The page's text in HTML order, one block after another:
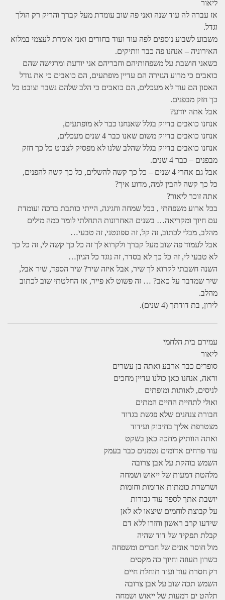
ליאור
אז עברה לה עוד שנה ואני פה שוב עומדת מעל קברך והריק רק הולך
וגדל.
משבוע לשבוע נוספים לפה עוד ועוד בחורים ואני אומרת לעצמי במלוא
האירוניה – אנחנו פה כבר וותיקים.
כשאני חושבת על משפחותיהם וחבריהם אני יודעת ומרגישה שהם
כואבים כי מרוע הגזירה הם עדיין מופתעים, הם כואבים כי את גודל
האסון הם עוד לא מעכלים, הם כואבים כי הלב שלהם נשבר וצובט כל
כך חזק מבפנים.
אבל אתה יודע?
אנחנו כואבים בדיוק בגלל שאנחנו כבר לא מופתעים,
אנחנו כואבים בדיוק משום שאנו כבר 4 שנים מעכלים,
אנחנו כואבים בדיוק בגלל שהלב שלנו לא מפסיק לצבוט כל כך חזק
מבפנים – כבר 4 שנים.
אבל גם אחרי 4 שנים – כל כך קשה להשלים, כל כך קשה להפנים,
כל כך קשה להבין למה, מדוע איך?
אתה זוכר ליאור?
בכל ארוע משפחתי , בכל שמחה וחגיגה, הייתי כותבת ברכה ועומדת
עם חיוך ומקריאה… בשנים האחרונות התחלתי לומר כמה מילים
מהלב, מבלי לכתוב, זה קל, זה ספונטני, זה טבעי…
אבל לעמוד פה שוב מעל קברך ולקרוא לך זה כל כך קשה לי, זה כל כך
לא טבעי לי, זה כל כך לא בסדר, זה נוגד כל הגיון…
השנה חשבתי לקרוא לך שיר, אבל איזה שיר? שיר הספד, שיר אבל,
שיר שמדבר על כאב? … זה פשוט לא פייר, אז החלטתי שוב לכתוב
מהלב.
לירון, בת דודתך (4 שנים).
עמירם בית הלחמי
ליאור
סופרים כבר ארבע ואתה בן עשרים
וראה, אנחנו כאן כולנו עדיין מחכים
לניסים, לאותות ומופתים
ואולי לתחיית החיים המתים
חבורת צנחנים שלא פגשת בגדוד
מצטרפת אליך בחיבוק ועידוד
ואתה הוותיק מחכה כאן בשקט
עוד פרחים אדומים נטמנים כבר בעמק
השמש בוהקת על אבן צרובה
מלהטת דמעות של ייאוש ושמחה
ושרשרת כומתות אדומות וחומות
יושבת אתך לספר עוד גבורות
על קבוצת לוחמים שיצאו לא לאן
שידעו קרב ראשון וחזרו ללא דם
קבלת תפקיד של דוד שהיה
מול חוסר אונים של חברים ומשפחה
כשרון תעוזה וחיוך כה מקסים
רק חסרת עוד ועוד תוחלת חיים
השמש תכה שוב על אבן צרובה
תלהט ים דמעות של ייאוש ושמחה